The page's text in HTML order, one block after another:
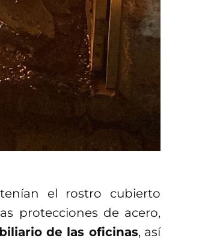
el rostro cubierto
protecciones de acero,
de las oficinas, así